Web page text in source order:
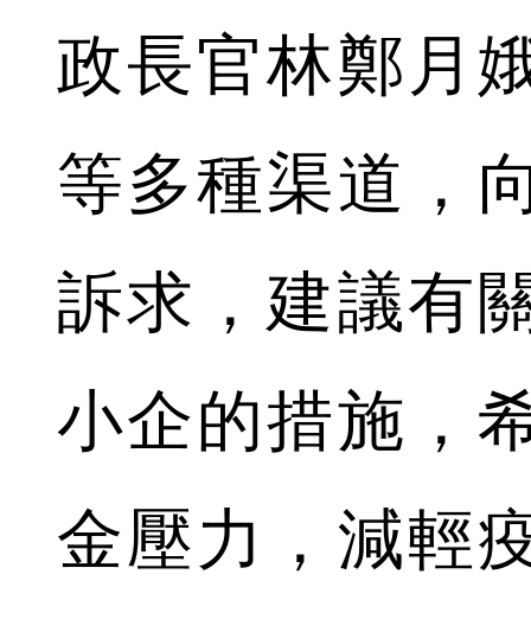
政長官林鄭月
等多種渠道，
訴求，建議有
小企的措施，
金壓力，減輕